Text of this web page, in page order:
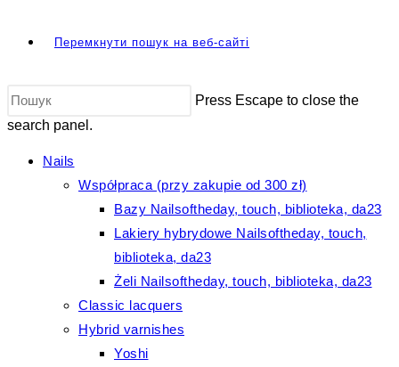
Перемкнути пошук на веб-сайті
Press Escape to close the
search panel.
Nails
Współpraca (przy zakupie od 300 zł)
Bazy Nailsoftheday, touch, biblioteka, da23
Lakiery hybrydowe Nailsoftheday, touch,
biblioteka, da23
Żeli Nailsoftheday, touch, biblioteka, da23
Classic lacquers
Hybrid varnishes
Yoshi